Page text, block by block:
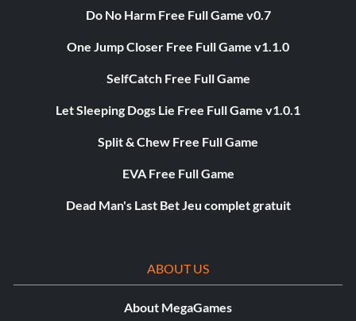
Do No Harm Free Full Game v0.7
One Jump Closer Free Full Game v1.1.0
SelfCatch Free Full Game
Let Sleeping Dogs Lie Free Full Game v1.0.1
Split & Chew Free Full Game
EVA Free Full Game
Dead Man's Last Bet Jeu complet gratuit
ABOUT US
About MegaGames